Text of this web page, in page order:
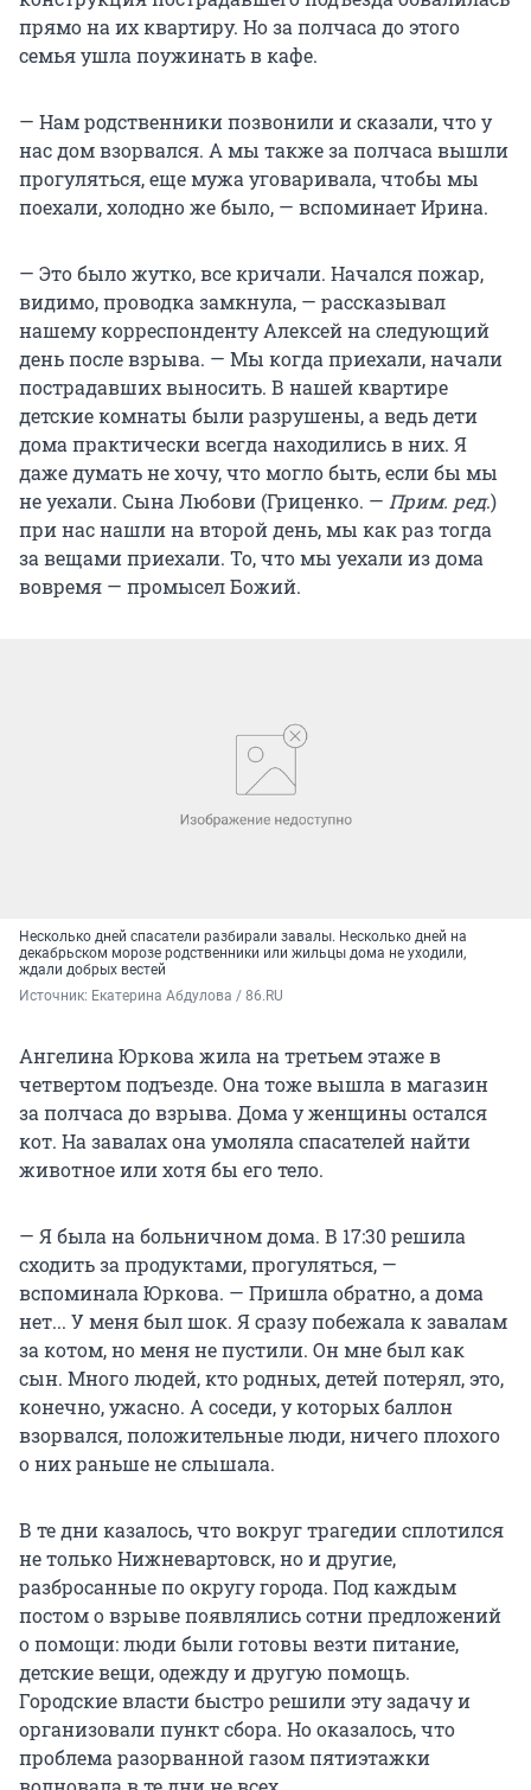
прямо на их квартиру. Но за полчаса до этого
семья ушла поужинать в кафе.
— Нам родственники позвонили и сказали, что у
нас дом взорвался. А мы также за полчаса вышли
прогуляться, еще мужа уговаривала, чтобы мы
поехали, холодно же было, — вспоминает Ирина.
— Это было жутко, все кричали. Начался пожар,
видимо, проводка замкнула, — рассказывал
нашему корреспонденту Алексей на следующий
день после взрыва. — Мы когда приехали, начали
пострадавших выносить. В нашей квартире
детские комнаты были разрушены, а ведь дети
дома практически всегда находились в них. Я
даже думать не хочу, что могло быть, если бы мы
не уехали. Сына Любови (Гриценко. — Прим. ред.)
при нас нашли на второй день, мы как раз тогда
за вещами приехали. То, что мы уехали из дома
вовремя — промысел Божий.
Несколько дней спасатели разбирали завалы. Несколько дней на
декабрьском морозе родственники или жильцы дома не уходили,
ждали добрых вестей
Источник: Екатерина Абдулова / 86.RU
Ангелина Юркова жила на третьем этаже в
четвертом подъезде. Она тоже вышла в магазин
за полчаса до взрыва. Дома у женщины остался
кот. На завалах она умоляла спасателей найти
животное или хотя бы его тело.
— Я была на больничном дома. В 17:30 решила
сходить за продуктами, прогуляться, —
вспоминала Юркова. — Пришла обратно, а дома
нет... У меня был шок. Я сразу побежала к завалам
за котом, но меня не пустили. Он мне был как
сын. Много людей, кто родных, детей потерял, это,
конечно, ужасно. А соседи, у которых баллон
взорвался, положительные люди, ничего плохого
о них раньше не слышала.
В те дни казалось, что вокруг трагедии сплотился
не только Нижневартовск, но и другие,
разбросанные по округу города. Под каждым
постом о взрыве появлялись сотни предложений
о помощи: люди были готовы везти питание,
детские вещи, одежду и другую помощь.
Городские власти быстро решили эту задачу и
организовали пункт сбора. Но оказалось, что
проблема разорванной газом пятиэтажки